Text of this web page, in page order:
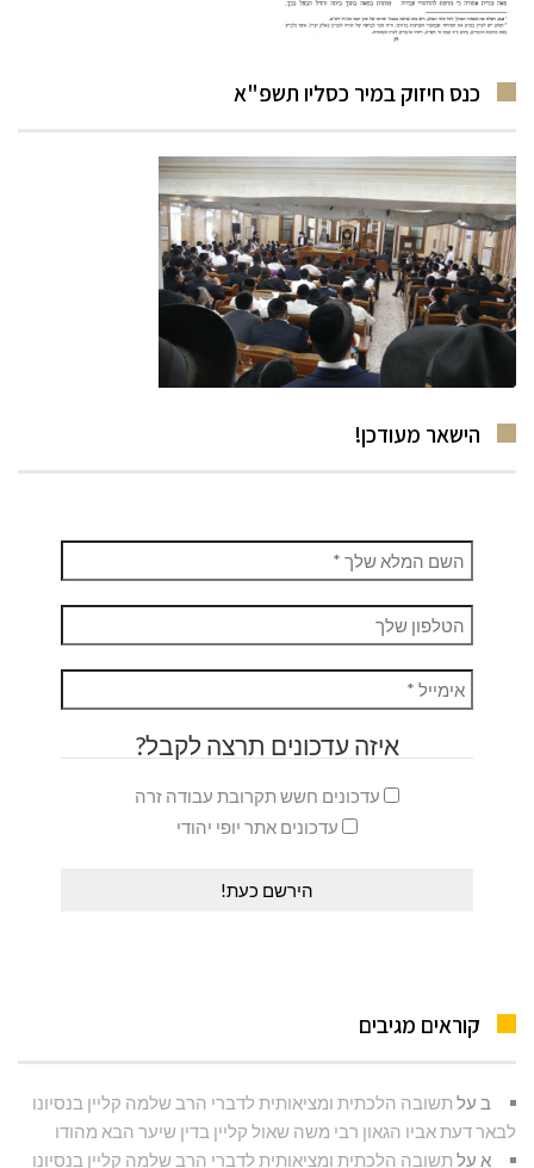
כנס חיזוק במיר כסליו תשפ"א
הישאר מעודכן!
איזה עדכונים תרצה לקבל?
עדכונים חשש תקרובת עבודה זרה
עדכונים אתר יופי יהודי
קוראים מגיבים
ב על תשובה הלכתית ומציאותית לדברי הרב שלמה קליין בנסיונו
לבאר דעת אביו הגאון רבי משה שאול קליין בדין שיער הבא מהודו
א על תשובה הלכתית ומציאותית לדברי הרב שלמה קליין בנסיונו